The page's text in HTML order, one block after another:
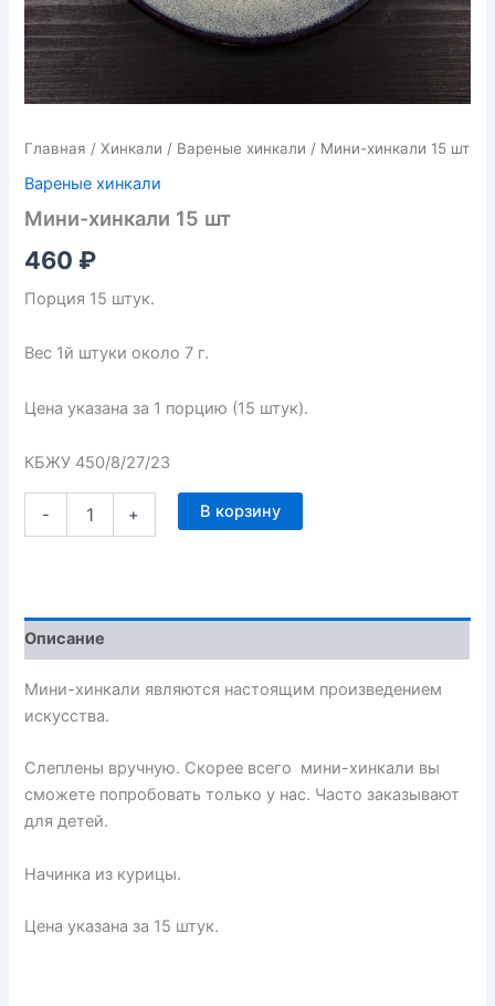
Главная /Хинкали / Вареные хинкали / Мини-хинкали 15 шт
Вареные хинкали
Мини-хинкали 15 шт
460 ₽
Порция 15 штук.
Вес 1й штуки около 7 г.
Цена указана за 1 порцию (15 штук).
КБЖУ 450/8/27/23
- + В корзину
Описание
Мини-хинкали являются настоящим произведением
искусства.
Слеплены вручную. Скорее всего мини-хинкали вы
сможете попробовать только у нас. Часто заказывают
для детей.
Начинка из курицы.
Цена указана за 15 штук.